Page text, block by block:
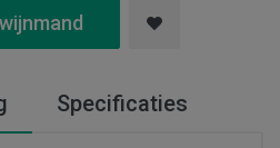
Specificaties